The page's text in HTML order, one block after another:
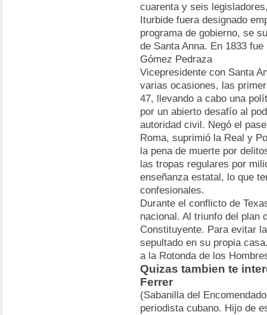
cuarenta y seis
Iturbide fuera designado
programa de gobierno, se
de Santa Anna. En 1833
Gómez Pedraza
Vicepresidente con Santa
varias ocasiones, las
47, llevando a cabo una
por un abierto desafío al
autoridad civil. Negó el
Roma, suprimió la Real y
la pena de muerte por
las tropas regulares por
enseñanza estatal, lo que
confesionales.
Durante el conflicto de
nacional. Al triunfo del plan
Constituyente. Para evitar
sepultado en su propia
a la Rotonda de los
Quizas tambien te
Ferrer
(Sabanilla del
periodista cubano. Hijo de